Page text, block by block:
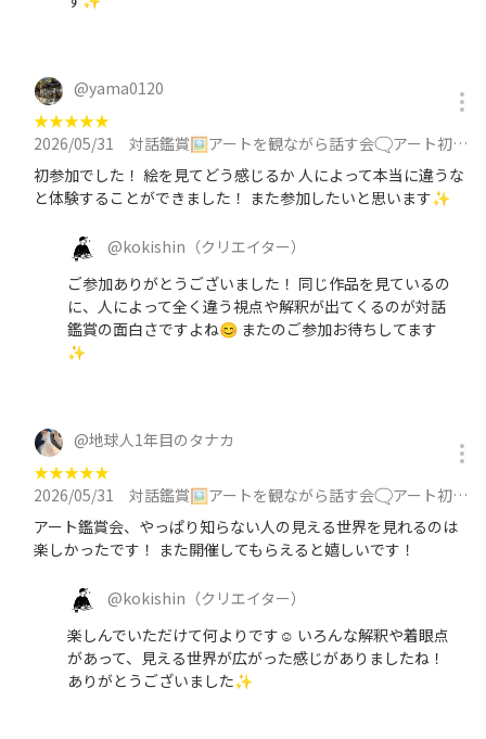
@yama0120
★★★★★
2026/05/31
対話鑑賞🖼️アートを観ながら話す会🗨️アート初心者歓迎/同世代/初対面でも会話しやすいに参加
初参加でした！ 絵を見てどう感じるか 人によって本当に違うな
と体験することができました！ また参加したいと思います✨
@kokishin （クリエイター）
ご参加ありがとうございました！ 同じ作品を見ているの
に、人によって全く違う視点や解釈が出てくるのが対話
鑑賞の面白さですよね😊 またのご参加お待ちしてます
✨
@地球人1年目のタナカ
★★★★★
2026/05/31
対話鑑賞🖼️アートを観ながら話す会🗨️アート初心者歓迎/同世代/初対面でも会話しやすいに参加
アート鑑賞会、やっぱり知らない人の見える世界を見れるのは
楽しかったです！ また開催してもらえると嬉しいです！
@kokishin （クリエイター）
楽しんでいただけて何よりです☺ いろんな解釈や着眼点
があって、見える世界が広がった感じがありましたね！
ありがとうございました✨️